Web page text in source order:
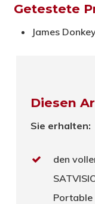
Getestete
James
Diesen
Sie erhalten:
den
Portable